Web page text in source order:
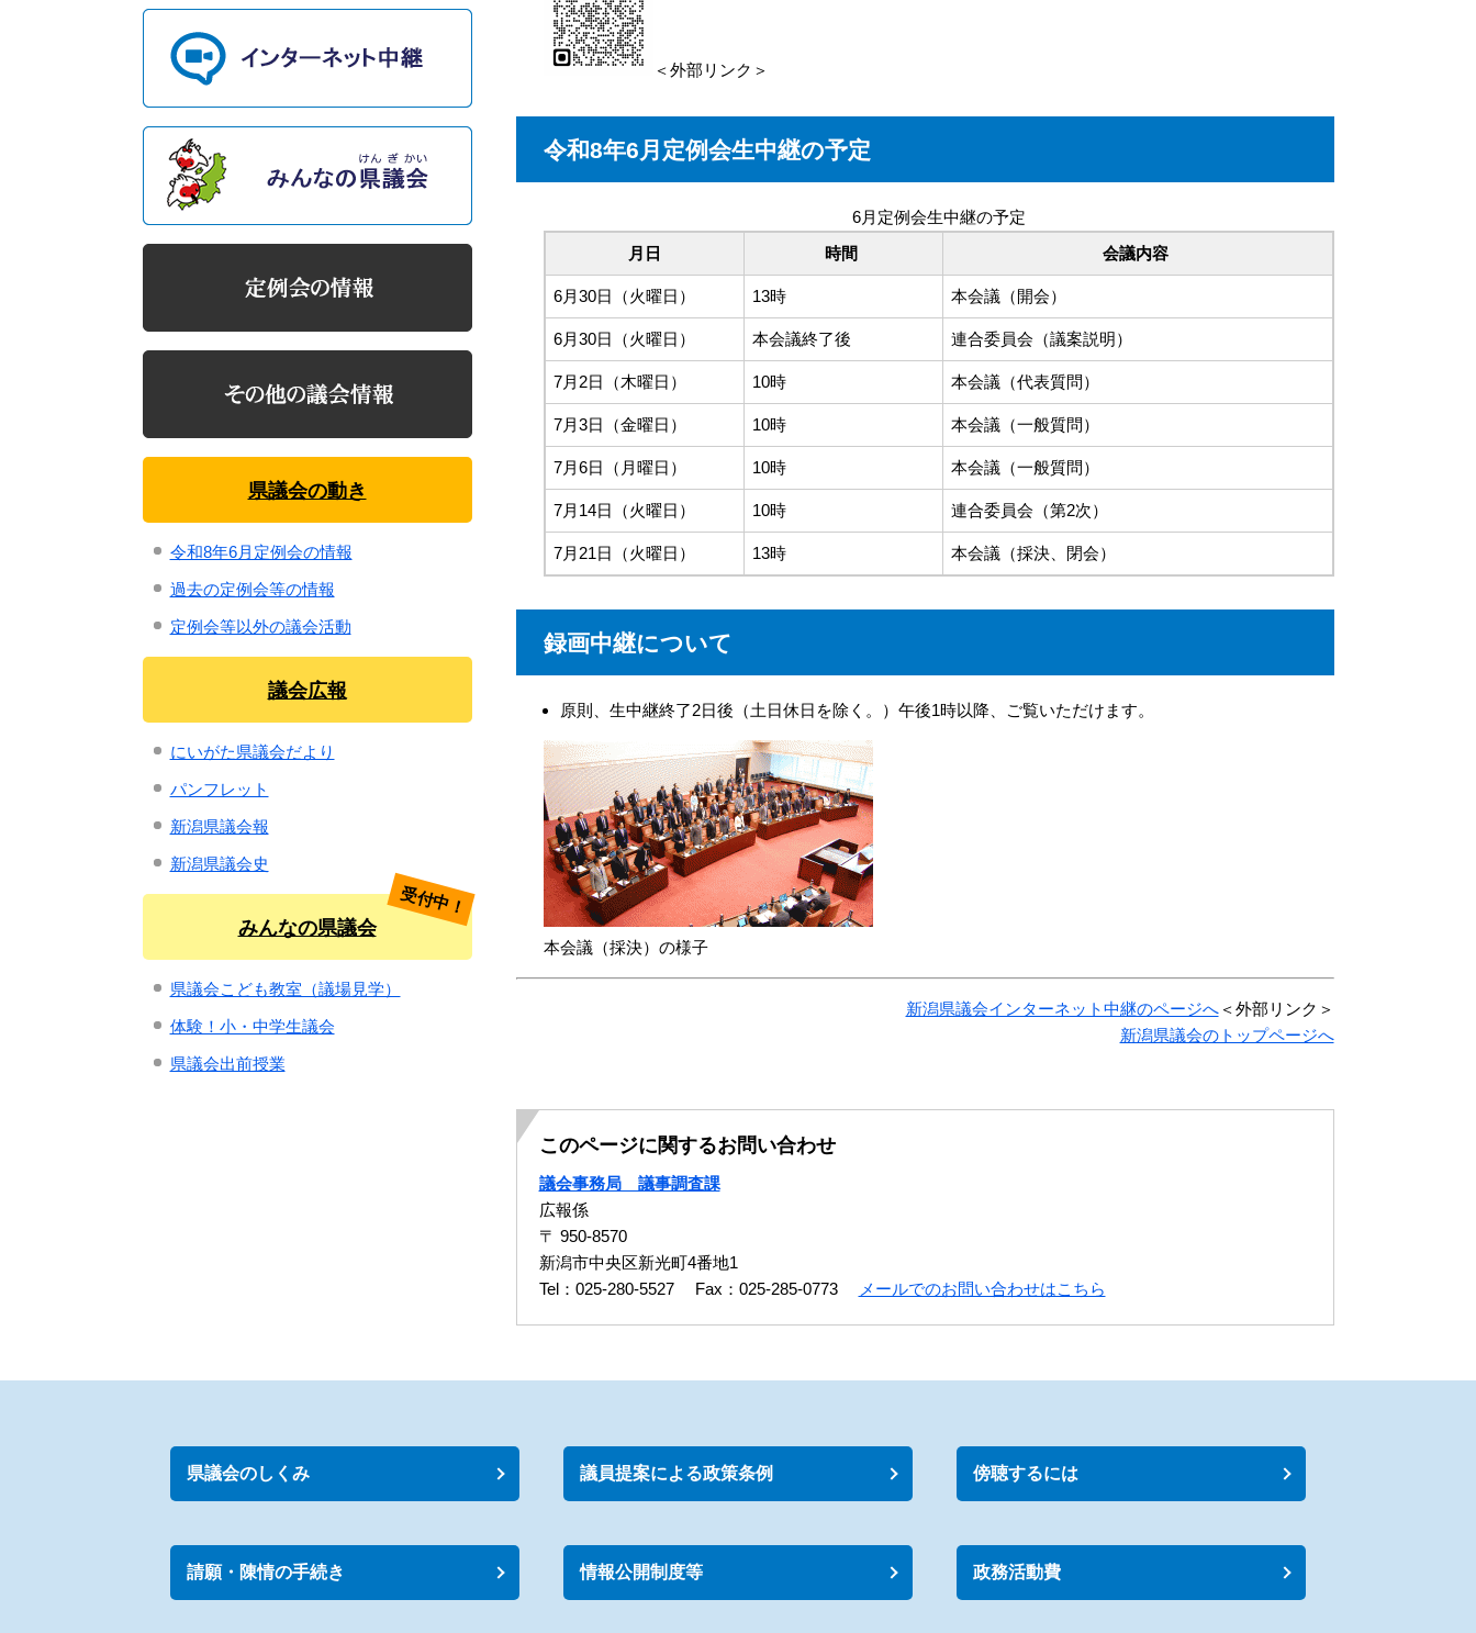
＜外部リンク＞
令和8年6月定例会生中継の予定
6月定例会生中継の予定
月日
時間 会議内容
6月30日（火曜日） 13時 本会議（開会）
6月30日（火曜日） 本会議終了後 連合委員会（議案説明）
7月2日（木曜日） 10時 本会議（代表質問）
7月3日（金曜日） 10時 本会議（一般質問）
7月6日（月曜日） 10時 本会議（一般質問）
7月14日（火曜日） 10時 連合委員会（第2次）
7月21日（火曜日） 13時 本会議（採決、閉会）
録画中継について
原則、生中継終了2日後（土日休日を除く。）午後1時以降、ご覧いただけます。
本会議（採決）の様子
新潟県議会インターネット中継のページへ＜外部リンク＞
新潟県議会のトップページへ
このページに関するお問い合わせ
議会事務局 議事調査課
広報係
〒 950-8570
新潟市中央区新光町4番地1
Tel：025-280-5527
Fax：025-285-0773 メールでのお問い合わせはこちら
県議会の動き
令和8年6月定例会の情報
過去の定例会等の情報
定例会等以外の議会活動
議会広報
にいがた県議会だより
パンフレット
新潟県議会報
新潟県議会史
みんなの県議会
受付中！
県議会こども教室（議場見学）
体験！小・中学生議会
県議会出前授業
県議会のしくみ 議員提案による政策条例 傍聴するには
請願・陳情の手続き 情報公開制度等 政務活動費